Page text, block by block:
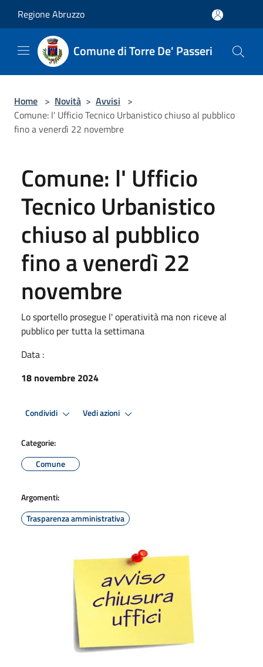
Regione Abruzzo
Comune di Torre De' Passeri
Home > Novità > Avvisi >
Comune: l' Ufficio Tecnico Urbanistico chiuso al pubblico
fino a venerdì 22 novembre
Comune: l' Ufficio
Tecnico Urbanistico
chiuso al pubblico
fino a venerdì 22
novembre
Lo sportello prosegue l' operatività ma non riceve al
pubblico per tutta la settimana
Data :
18 novembre 2024
Condividi Vedi azioni
Categorie:
Comune
Argomenti:
Trasparenza amministrativa